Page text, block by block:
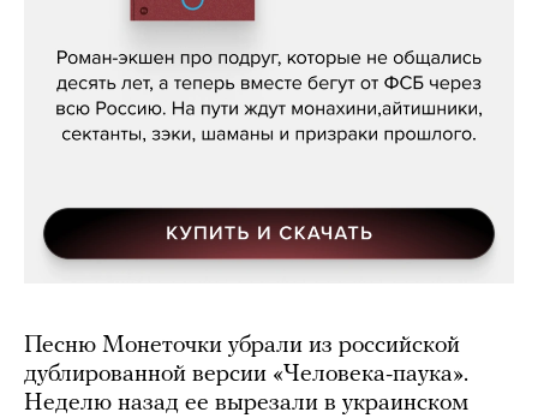
Кира Ярмыш, «Тут недалеко»
Песню Монеточки убрали из российской
дублированной версии «Человека-паука».
Неделю назад ее вырезали в украинском